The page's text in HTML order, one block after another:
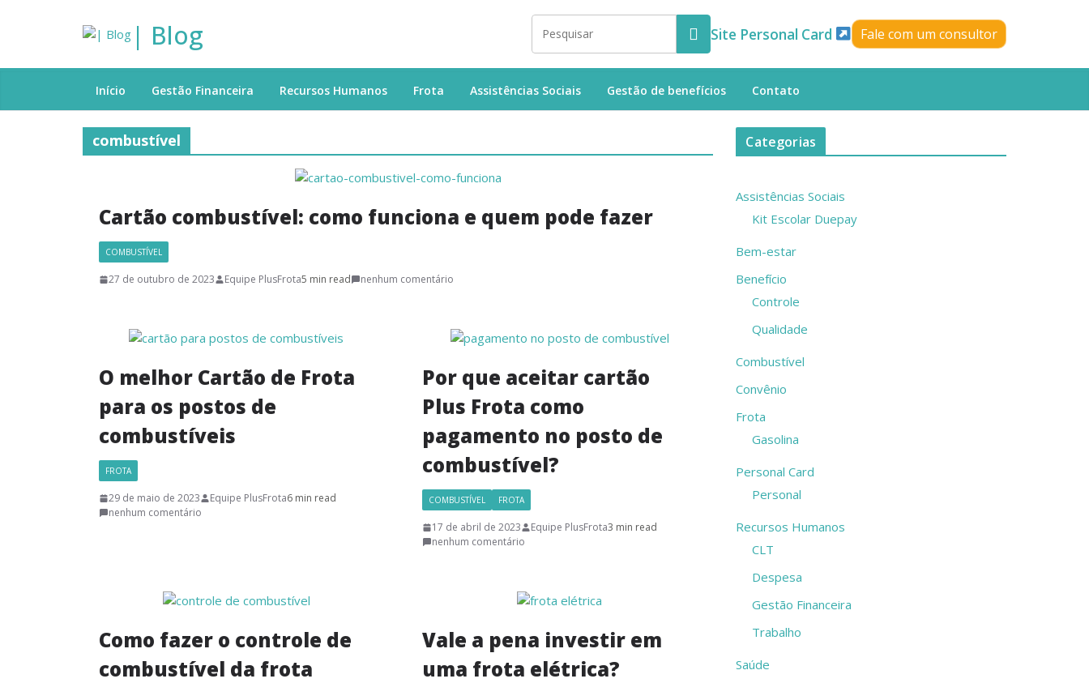
| Blog Site Personal Card Fale com um consultor
Início Gestão Financeira Recursos Humanos Frota Assistências Sociais Gestão de benefícios Contato
combustível
Cartão combustível: como funciona e quem pode fazer
COMBUSTÍVEL
27 de outubro de 2023 Equipe PlusFrota5 min read nenhum comentário
O melhor Cartão de Frota
para os postos de
combustíveis
FROTA
29 de maio de 2023 Equipe PlusFrota6 min read
nenhum comentário
Por que aceitar cartão
Plus Frota como
pagamento no posto de
combustível?
COMBUSTÍVEL FROTA
17 de abril de 2023 Equipe PlusFrota3 min read
nenhum comentário
Como fazer o controle de
combustível da frota
Vale a pena investir em
uma frota elétrica?
Categorias
Assistências Sociais
Kit Escolar Duepay
Bem-estar
Benefício
Controle
Qualidade
Combustível
Convênio
Frota
Gasolina
Personal Card
Personal
Recursos Humanos
CLT
Despesa
Gestão Financeira
Trabalho
Saúde